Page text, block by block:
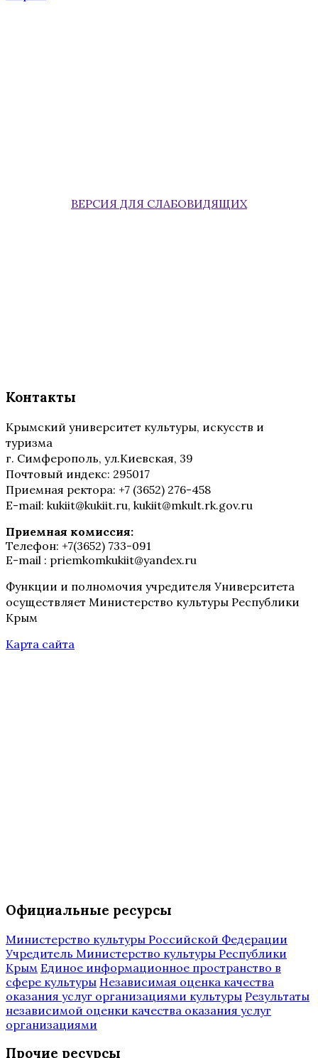
ВЕРСИЯ ДЛЯ СЛАБОВИДЯЩИХ
Контакты
Крымский университет культуры, искусств и
туризма
г. Симферополь, ул.Киевская, 39
Почтовый индекс: 295017
Приемная ректора: +7 (3652) 276-458
E-mail: kukiit@kukiit.ru, kukiit@mkult.rk.gov.ru
Приемная комиссия:
Телефон: +7(3652) 733-091
E-mail : priemkomkukiit@yandex.ru
Функции и полномочия учредителя Университета
осуществляет Министерство культуры Республики
Крым
Карта сайта
Официальные ресурсы
Министерство культуры Российской Федерации
Учредитель Министерство культуры Республики
Крым Единое информационное пространство в
сфере культуры Независимая оценка качества
оказания услуг организациями культуры Результаты
независимой оценки качества оказания услуг
организациями
Прочие ресурсы